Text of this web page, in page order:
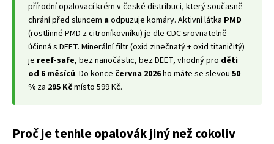
přírodní opalovací krém v české distribuci, který současně
chrání před sluncem aodpuzuje komáry. Aktivní látka PMD
(rostlinné PMD z citroníkovníku) je dle CDC srovnatelně
účinná s DEET. Minerální filtr (oxid zinečnatý + oxid titaničitý)
je reef-safe, bez nanočástic, bez DEET, vhodný pro děti
od 6 měsíců. Do konce června 2026ho máte se slevou 50
% za 295 Kčmísto 599 Kč.
Proč je tenhle opalovák jiný než cokoliv